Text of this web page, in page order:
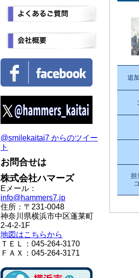
追
担
@smilekaitai7 からのツイー
ト
お問合せは
株式会社ハマーズ
Eメール：
info@hammers7.jp
住所：〒231-0048
神奈川県横浜市中区蓬莱町
2-4-2-1F
地図はこちらから
ＴＥＬ：045-264-3170
ＦＡＸ：045-264-3171